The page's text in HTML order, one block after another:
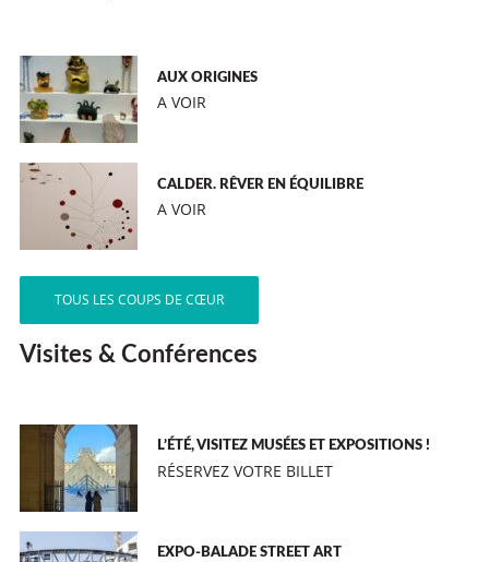
AUX ORIGINES
A VOIR
CALDER. RÊVER EN ÉQUILIBRE
A VOIR
TOUS LES COUPS DE CŒUR
Visites & Conférences
L’ÉTÉ, VISITEZ MUSÉES ET EXPOSITIONS !
RÉSERVEZ VOTRE BILLET
EXPO-BALADE STREET ART